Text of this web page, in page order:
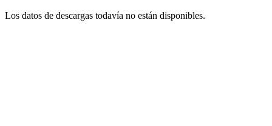
Los datos de descargas todavía no están disponibles.